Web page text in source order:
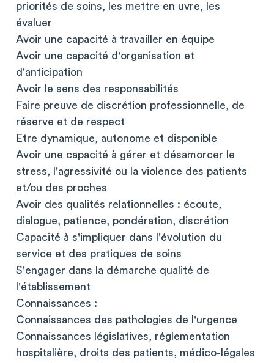
priorités de soins, les mettre en uvre, les
évaluer
Avoir une capacité à travailler en équipe
Avoir une capacité d'organisation et
d'anticipation
Avoir le sens des responsabilités
Faire preuve de discrétion professionnelle, de
réserve et de respect
Etre dynamique, autonome et disponible
Avoir une capacité à gérer et désamorcer le
stress, l'agressivité ou la violence des patients
et/ou des proches
Avoir des qualités relationnelles : écoute,
dialogue, patience, pondération, discrétion
Capacité à s'impliquer dans l'évolution du
service et des pratiques de soins
S'engager dans la démarche qualité de
l'établissement
Connaissances :
Connaissances des pathologies de l'urgence
Connaissances législatives, réglementation
hospitalière, droits des patients, médico-légales